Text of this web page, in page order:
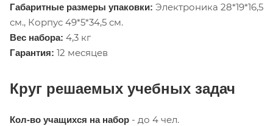
Габаритные размеры упаковки: Электроника 28*19*16,5
см., Корпус 49*5*34,5 см.
Вес набора: 4,3 кг
Гарантия: 12 месяцев
Круг решаемых учебных задач
Кол-во учащихся на набор - до 4 чел.